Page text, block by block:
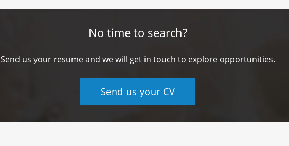
No time to search?
Send us your resume and we will get in touch to explore opportunities.
Send us your CV